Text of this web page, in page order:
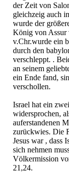
der Zeit von
gleichzeig auch
wurde der
König von Assur
v.Chr.wurde ein
durch den
verschleppt. .
an seinem
ein Ende fand,
verschollen.
Israel hat ein
widersprochen,
auferstandenen
zurückwies. Die
Jesus war , dass
sich nehmen
Völkermission
21,24.